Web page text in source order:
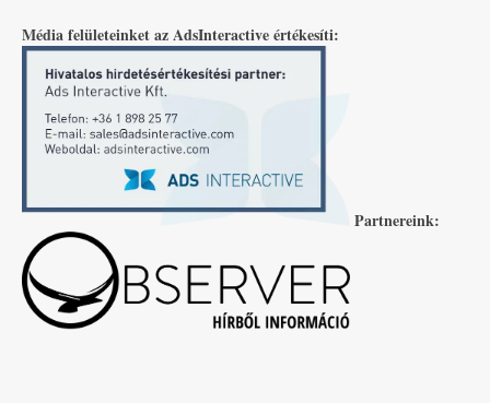
Média felületeinket az AdsInteractive értékesíti:
Partnereink: